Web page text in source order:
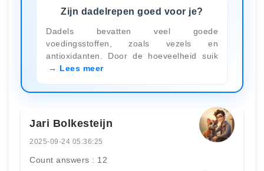
Zijn dadelrepen goed voor je?
Dadels bevatten veel goede
voedingsstoffen, zoals vezels en
antioxidanten. Door de hoeveelheid suik
Lees meer
Jari Bolkesteijn
2025-09-24 05:36:25
Count answers : 12